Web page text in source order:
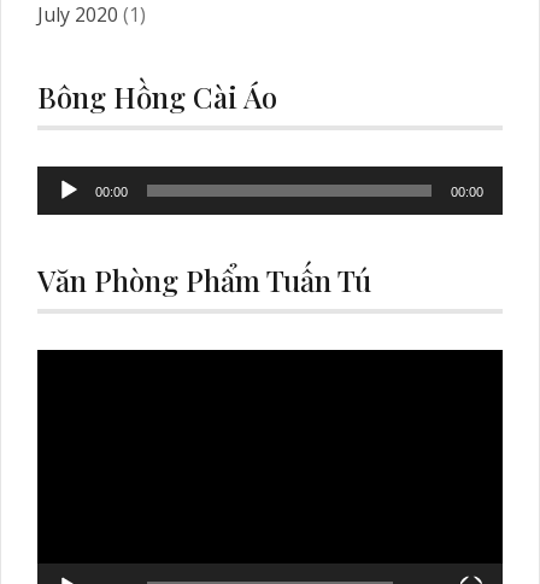
July 2020 (1)
Bông Hồng Cài Áo
Audio
Player
00:00 00:00
Văn Phòng Phẩm Tuấn Tú